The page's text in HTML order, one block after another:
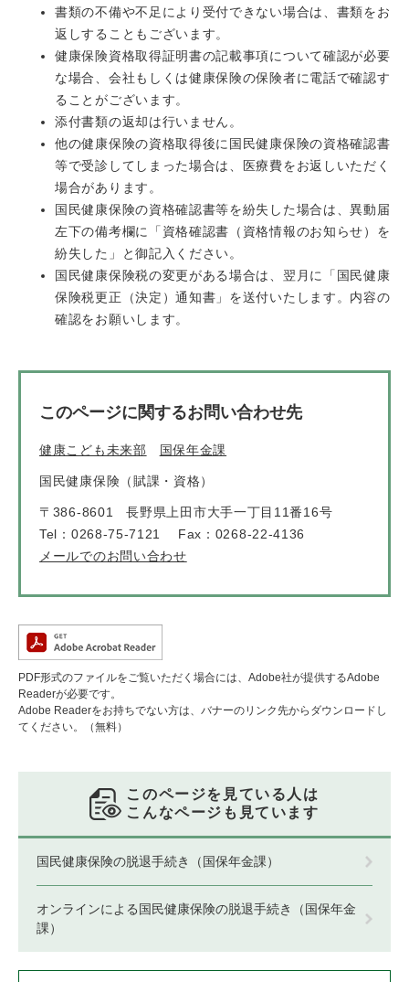
書類の不備や不足により受付できない場合は、書類をお
返しすることもございます。
健康保険資格取得証明書の記載事項について確認が必要
な場合、会社もしくは健康保険の保険者に電話で確認す
ることがございます。
添付書類の返却は行いません。
他の健康保険の資格取得後に国民健康保険の資格確認書
等で受診してしまった場合は、医療費をお返しいただく
場合があります。
国民健康保険の資格確認書等を紛失した場合は、異動届
左下の備考欄に「資格確認書（資格情報のお知らせ）を
紛失した」と御記入ください。
国民健康保険税の変更がある場合は、翌月に「国民健康
保険税更正（決定）通知書」を送付いたします。内容の
確認をお願いします。
このページに関するお問い合わせ先
健康こども未来部 国保年金課
国民健康保険（賦課・資格）
〒386-8601
長野県上田市大手一丁目11番16号
Tel：0268-75-7121
Fax：0268-22-4136
メールでのお問い合わせ
PDF形式のファイルをご覧いただく場合には、Adobe社が提供するAdobe
Readerが必要です。
Adobe Readerをお持ちでない方は、バナーのリンク先からダウンロードし
てください。（無料）
このページを見ている人は
こんなページも見ています
国民健康保険の脱退手続き（国保年金課）
オンラインによる国民健康保険の脱退手続き（国保年金
課）